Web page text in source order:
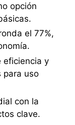
opción
el 77%,
eficiencia y
para uso
con la
clave.